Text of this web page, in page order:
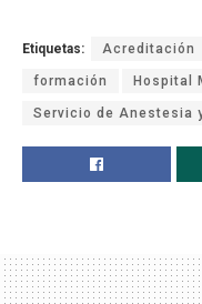
Etiquetas: Acreditación
formación Hospital
Servicio de Anestesia